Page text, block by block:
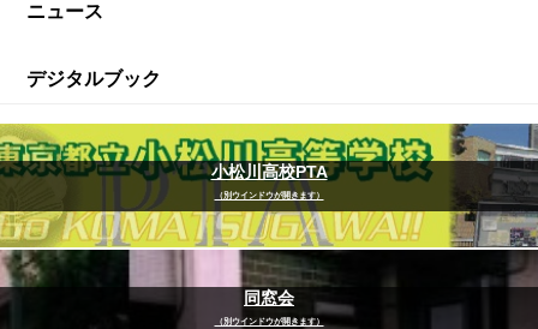
ニュース
デジタルブック
小松川高校PTA
（別ウインドウが開きます）
同窓会
（別ウインドウが開きます）